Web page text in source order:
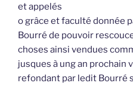
et appelés
o grâce et faculté donnée
Bourré de pouvoir
choses ainsi vendues
jusques à ung an prochain
refondant par ledit Bourré